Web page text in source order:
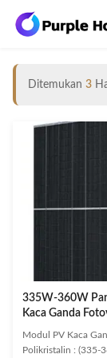
Ditemukan 3
335W-360W
Kaca Ganda
Polikristalin
Modul PV Kaca
Polikristalin : (335-